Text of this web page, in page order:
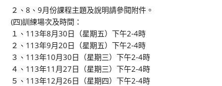
２、8、9月份課程主題及說明請參閱附件。
(四)訓練場次及時間：
１、113年8月30日（星期五）下午2-4時
２、113年9月20日（星期五）下午2-4時
３、113年10月30日（星期三）下午2-4時
４、113年11月27日（星期三）下午2-4時
５、113年12月26日（星期四）下午2-4時